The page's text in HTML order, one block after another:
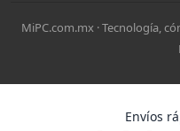
MiPC.com.mx · Tecnología,
Envíos